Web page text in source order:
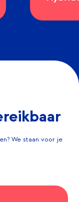
We staan voor je